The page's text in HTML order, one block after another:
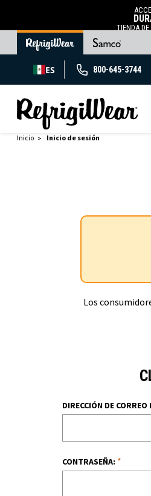
TIENDA
ES 800-645-3744
Inicio Inicio de sesión
Los
DIRECCIÓN DE
CONTRASEÑA: *